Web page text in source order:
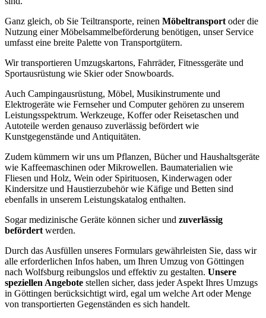
Ganz gleich, ob Sie Teiltransporte, reinen Möbeltransport oder die
Nutzung einer Möbelsammelbeförderung benötigen, unser Service
umfasst eine breite Palette von Transportgütern.
Wir transportieren Umzugskartons, Fahrräder, Fitnessgeräte und
Sportausrüstung wie Skier oder Snowboards.
Auch Campingausrüstung, Möbel, Musikinstrumente und
Elektrogeräte wie Fernseher und Computer gehören zu unserem
Leistungsspektrum. Werkzeuge, Koffer oder Reisetaschen und
Autoteile werden genauso zuverlässig befördert wie
Kunstgegenstände und Antiquitäten.
Zudem kümmern wir uns um Pflanzen, Bücher und Haushaltsgeräte
wie Kaffeemaschinen oder Mikrowellen. Baumaterialien wie
Fliesen und Holz, Wein oder Spirituosen, Kinderwagen oder
Kindersitze und Haustierzubehör wie Käfige und Betten sind
ebenfalls in unserem Leistungskatalog enthalten.
Sogar medizinische Geräte können sicher und zuverlässig
befördert werden.
Durch das Ausfüllen unseres Formulars gewährleisten Sie, dass wir
alle erforderlichen Infos haben, um Ihren Umzug von Göttingen
nach Wolfsburg reibungslos und effektiv zu gestalten. Unsere
speziellen Angebote stellen sicher, dass jeder Aspekt Ihres Umzugs
in Göttingen berücksichtigt wird, egal um welche Art oder Menge
von transportierten Gegenständen es sich handelt.